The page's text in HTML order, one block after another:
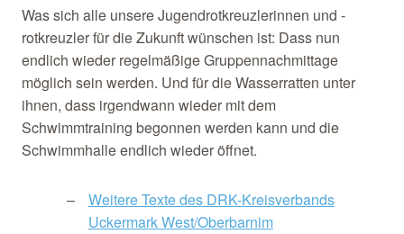
Was sich alle unsere Jugendrotkreuzlerinnen und -
rotkreuzler für die Zukunft wünschen ist: Dass nun
endlich wieder regelmäßige Gruppennachmittage
möglich sein werden. Und für die Wasserratten unter
ihnen, dass irgendwann wieder mit dem
Schwimmtraining begonnen werden kann und die
Schwimmhalle endlich wieder öffnet.
Weitere Texte des DRK-Kreisverbands
Uckermark West/Oberbarnim